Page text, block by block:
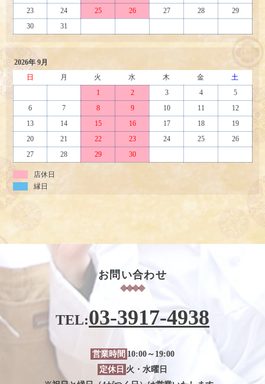
23
24 25 26 27 28
29
30
31
2026年 9月
日
月 火 水 木 金
土
1
2 3 4
5
6
7 8 9 10 11
12
13
14 15 16 17 18
19
20
21 22 23 24 25
26
27
28 29 30
店休日
縁日
お問い合わせ
TEL:03-3917-4938
営業時間 10:00～19:00
定休日 火・水曜日